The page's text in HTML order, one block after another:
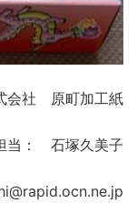
会社 原町加工紙
当： 石塚久美子